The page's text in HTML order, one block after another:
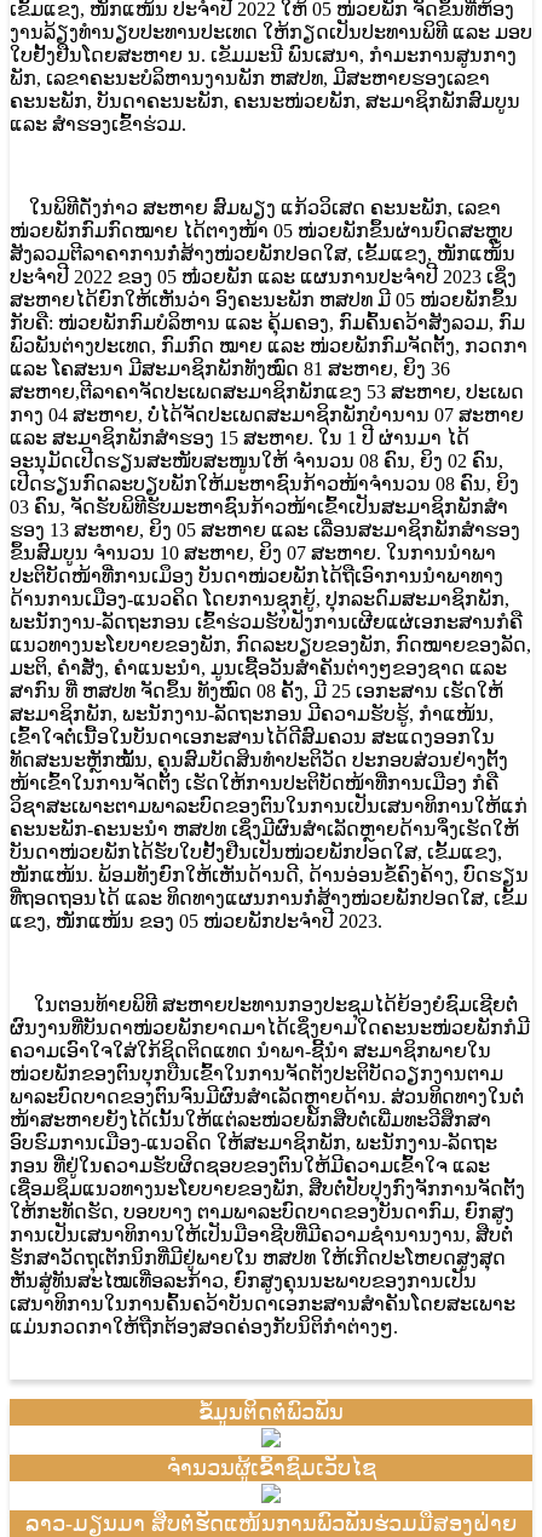
ເຂັ້ມແຂງ, ໜັກແໜ້ນ ປະຈໍາປີ 2022 ໃຫ້ 05 ໜ່ວຍພັກ ຈັດຂຶ້ນທີ່ຫ້ອງ
ງານລ້ຽງທໍານຽບປະທານປະເທດ ໃຫ້ກຽດເປັນປະທານພິທີ ແລະ ມອບ
ໃບຢັ້ງຢືນໂດຍສະຫາຍ ນ. ເຂັມມະນີ ພົນເສນາ, ກໍາມະການສູນກາງ
ພັກ, ເລຂາຄະນະບໍລິຫານງານພັກ ຫສປທ, ມີສະຫາຍຮອງເລຂາ
ຄະນະພັກ, ບັນດາຄະນະພັກ, ຄະນະໜ່ວຍພັກ, ສະມາຊິກພັກສົມບູນ
ແລະ ສໍາຮອງເຂົ້າຮ່ວມ.
ໃນພິທີດັ່ງກ່າວ ສະຫາຍ ສົມພຽງ ແກ້ວວິເສດ ຄະນະພັກ, ເລຂາ
ໜ່ວຍພັກກົມກົດໝາຍ ໄດ້ຕາງໜ້າ 05 ໜ່ວຍພັກຂຶ້ນຜ່ານບົດສະຫຼຸບ
ສັງລວມຕີລາຄາການກໍ່ສ້າງໜ່ວຍພັກປອດໃສ, ເຂັ້ມແຂງ, ໜັກແໜ້ນ
ປະຈໍາປີ 2022 ຂອງ 05 ໜ໋ວຍພັກ ແລະ ແຜນການປະຈໍາປີ 2023 ເຊິ່ງ
ສະຫາຍໄດ້ຍົກໃຫ້ເຫັນວ່າ ອົງຄະນະພັກ ຫສປທ ມີ 05 ໜ່ວຍພັກຂຶ້້ນ
ກັບຄື: ໜ່ວຍພັກກົມບໍລິຫານ ແລະ ຄຸ້ມຄອງ, ກົມຄົ້ນຄວ້າສັງລວມ, ກົມ
ພົວພັນຕ່າງປະເທດ, ກົມກົດ ໝາຍ ແລະ ໜ່ວຍພັກກົມຈັດຕັ້ງ, ກວດກາ
ແລະ ໂຄສະນາ ມີສະມາຊິກພັກທັງໝົດ 81 ສະຫາຍ, ຍິງ 36
ສະຫາຍ,ຕີລາຄາຈັດປະເພດສະມາຊິກພັກແຂງ 53 ສະຫາຍ, ປະເພດ
ກາງ 04 ສະຫາຍ, ບໍ່ໄດ້ຈັດປະເພດສະມາຊິກພັກບໍານານ 07 ສະຫາຍ
ແລະ ສະມາຊິກພັກສໍາຮອງ 15 ສະຫາຍ. ໃນ 1 ປີ ຜ່ານມາ ໄດ້
ອະນຸມັດເປີດຮຽນສະໜັບສະໜູນໃຫ້ ຈໍານວນ 08 ຄົນ, ຍິງ 02 ຄົນ,
ເປີດຮຽນກົດລະບຽບພັກໃຫ້ມະຫາຊົນກ້າວໜ້າຈໍານວນ 08 ຄົນ, ຍິງ
03 ຄົນ, ຈັດຮັບພິທີຮັບມະຫາຊົນກ້າວໜ້າເຂົ້າເປັນສະມາຊິກພັກສໍາ
ຮອງ 13 ສະຫາຍ, ຍິງ 05 ສະຫາຍ ແລະ ເລື່ອນສະມາຊິກພັກສໍາຮອງ
ຂຶ້ນສົມບູນ ຈໍານວນ 10 ສະຫາຍ, ຍິງ 07 ສະຫາຍ. ໃນການນໍາພາ
ປະຕິບັດໜ້າທີ່ການເມຶອງ ບັນດາໜ່ວຍພັກໄດ້ຖືເອົາການນໍາພາທາງ
ດ້ານການເມືອງ-ແນວຄິດ ໂດຍການຊຸກຍູ້, ປຸກລະດົມສະມາຊິກພັກ,
ພະນັກງານ-ລັດຖະກອນ ເຂົ້າຮ່ວມຮັບຟັງການເຜີຍແຜ່ເອກະສານກໍຄື
ແນວທາງນະໂຍບາຍຂອງພັກ, ກົດລະບຽບຂອງພັກ, ກົດໝາຍຂອງລັດ,
ມະຕິ, ຄໍາສັ່ງ, ຄໍາແນະນໍາ, ມູນເຊື້ອວັນສໍາຄັນຕ່າງໆຂອງຊາດ ແລະ
ສາກົນ ທີ່ ຫສປທ ຈັດຂຶ້ນ ທັງໝົດ 08 ຄັ້ງ, ມີ 25 ເອກະສານ ເຮັດໃຫ້
ສະມາຊິກພັກ, ພະນັກງານ-ລັດຖະກອນ ມີຄວາມຮັບຮູ້, ກໍາແໜ້ນ,
ເຂົ້າໃຈຕໍ່ເນື້ອໃນບັນດາເອກະສານໄດ້ດີສົມຄວນ ສະແດງອອກໃນ
ທັດສະນະຫຼັກໝັ້ນ, ຄຸນສົມບັດສິນທໍາປະຕິວັດ ປະກອບສ່ວນຢ່າງຕັ້ງ
ໜ້າເຂົ້າໃນການຈັດຕັ້ງ ເຮັດໃຫ້ການປະຕິບັດໜ້າທີ່ການເມືອງ ກໍຄື
ວິຊາສະເພາະຕາມພາລະບົດຂອງຕົນໃນການເປັນເສນາທິການໃຫ້ແກ່
ຄະນະພັກ-ຄະນະນໍາ ຫສປທ ເຊິ່ງມີຜົນສໍາເລັດຫຼາຍດ້ານຈຶ່ງເຮັດໃຫ້
ບັນດາໜ່ວຍພັກໄດ້ຮັບໃບຢັ້ງຢືນເປັນໜ່ວຍພັກປອດໃສ, ເຂັ້ມແຂງ,
ໜັກແໜ້ນ. ພ້ອມທັງຍົກໃຫ້ເຫັນດ້ານດີ, ດ້ານອ່ອນຂໍ້ຄົງຄ້າງ, ບົດຮຽນ
ທີ່ຖອດຖອນໄດ້ ແລະ ທິດທາງແຜນການກໍ່ສ້າງໜ່ວຍພັກປອດໃສ, ເຂັ້ມ
ແຂງ, ໜັກແໜ້ນ ຂອງ 05 ໜ່ວຍພັກປະຈໍາປີ 2023.
ໃນຕອນທ້າຍພິທີ ສະຫາຍປະທານກອງປະຊຸມໄດ້ຍ້ອງຍໍຊົມເຊີຍຕໍ່
ຜົນງານທີ່ບັນດາໜ່ວຍພັກຍາດມາໄດ້ເຊິ່ງຍາມໃດຄະນະໜ່ວຍພັກກໍມີ
ຄວາມເອົາໃຈໃສ່ໃກ້ຊິດຕິດແທດ ນໍາພາ-ຊີ້ນໍາ ສະມາຊິກພາຍໃນ
ໜ່ວຍພັກຂອງຕົນບຸກບືນເຂົ້າໃນການຈັດຕັງປະຕິບັດວຽກງານຕາມ
ພາລະບົດບາດຂອງຕົນຈົນມີຜົນສໍາເລັດຫຼາຍດ້ານ. ສ່ວນທິດທາງໃນຕໍ່
ໜ້າສະຫາຍຍັງໄດ້ເນັ້ນໃຫ້ແຕ່ລະໜ່ວຍພັກສືບຕໍ່ເພີ່ມທະວີສຶກສາ
ອົບຮົມການເມືອງ-ແນວຄິດ ໃຫ້ສະມາຊິກພັກ, ພະນັກງານ-ລັດຖະ
ກອນ ທີ່ຢູ່ໃນຄວາມຮັບຜິດຊອບຂອງຕົນໃຫ້ມີຄວາມເຂົ້າໃຈ ແລະ
ເຊື່ອມຊຶມແນວທາງນະໂຍບາຍຂອງພັກ, ສືບຕໍ່ປັບປຸງກົງຈັກການຈັດຕັ້ງ
ໃຫ້ກະທັດຮັດ, ບອບບາງ ຕາມພາລະບົດບາດຂອງບັນດາກົມ, ຍົກສູງ
ການເປັນເສນາທິການໃຫ້ເປັນມືອາຊີບທີ່ມີຄວາມຊໍານານງານ, ສືບຕໍ່
ຮັກສາວັດຖຸເຕັກນິກທີ່ມີຢູ່ພາຍໃນ ຫສປທ ໃຫ້ເກີດປະໂຫຍດສູງສຸດ
ຫັນສູ່ທັນສະໄໝເທື່ອລະກ້າວ, ຍົກສູງຄຸນນະພາບຂອງການເປັນ
ເສນາທິການໃນການຄົ້ນຄວ້າບັນດາເອກະສານສໍາຄັນໂດຍສະເພາະ
ແມ່ນກວດກາໃຫ້ຖືກຕ້ອງສອດຄ່ອງກັບນິຕິກໍາຕ່າງໆ.
ຂໍ້ມູນຕິດຕໍ່ພົວພັນ
ຈຳນວນຜູ້ເຂົ້າຊົມເວັບໄຊ
ລາວ-ມຽນມາ ສືບຕໍ່ຮັດແໜ້ນການພົວພັນຮ່ວມມືສອງຝ່າຍ